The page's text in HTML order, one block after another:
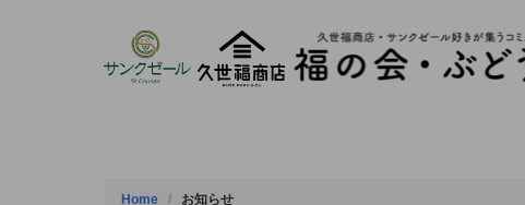
Home お知らせ